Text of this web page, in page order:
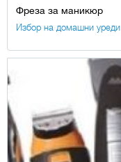
Фреза за маникюр
Избор на домашни уреди